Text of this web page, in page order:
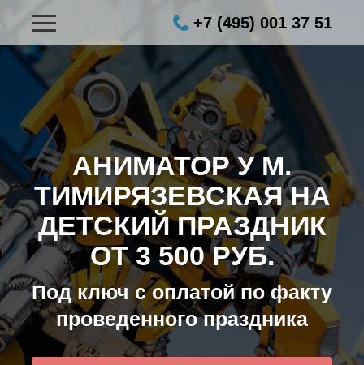
+7 (495) 001 37 51
АНИМАТОР У М.
ТИМИРЯЗЕВСКАЯ НА
ДЕТСКИЙ ПРАЗДНИК
ОТ 3 500 РУБ.
Под ключ с оплатой по факту
проведенного праздника